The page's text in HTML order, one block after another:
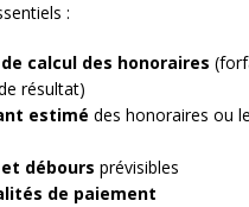
:
calcul des honoraires
résultat)
estimé des honoraires ou
débours prévisibles
de paiement